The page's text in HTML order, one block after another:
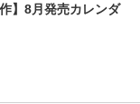
】8月発売カレンダ